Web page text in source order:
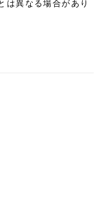
は異なる場合があり